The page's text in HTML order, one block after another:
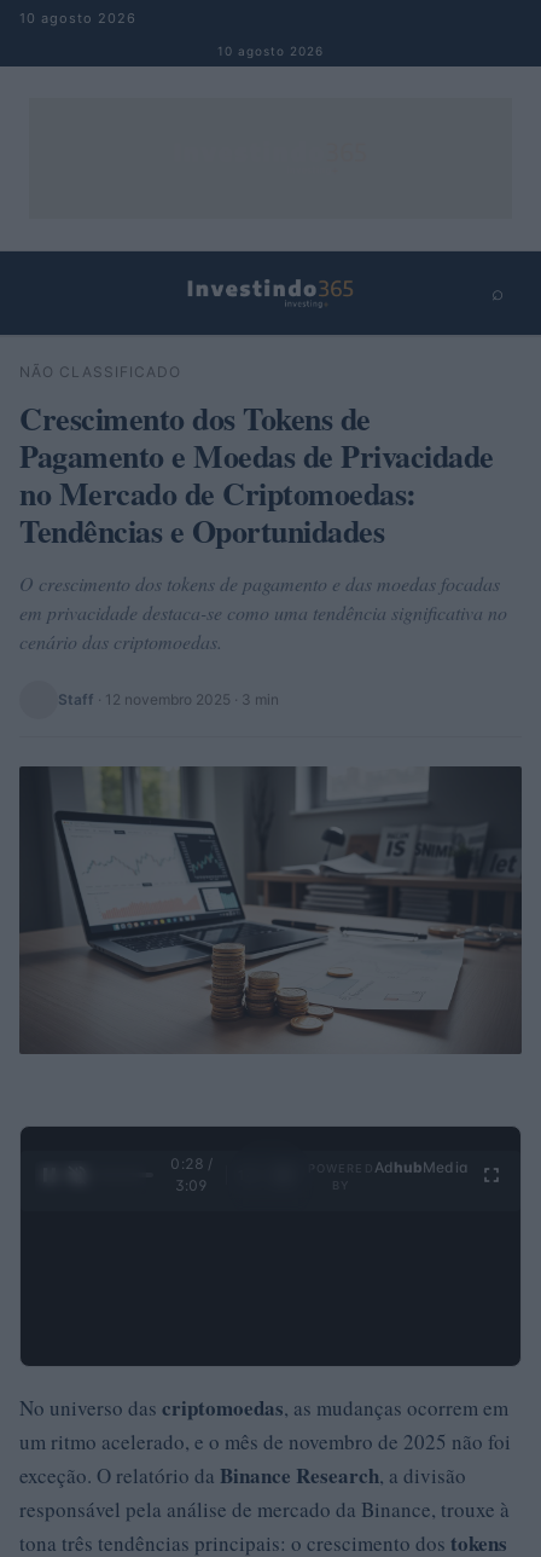
Pular para o conteúdo
10 agosto 2026
10 agosto 2026
⌕
Buscar
NÃO CLASSIFICADO
Crescimento dos Tokens de
Pagamento e Moedas de Privacidade
no Mercado de Criptomoedas:
Tendências e Oportunidades
O crescimento dos tokens de pagamento e das moedas focadas
em privacidade destaca-se como uma tendência significativa no
cenário das criptomoedas.
Staff · 12 novembro 2025 · 3 min
0:29 /
3:09
Ad hubMedia
No universo das criptomoedas, as mudanças ocorrem em
um ritmo acelerado, e o mês de novembro de 2025 não foi
exceção. O relatório da Binance Research, a divisão
responsável pela análise de mercado da Binance, trouxe à
tona três tendências principais: o crescimento dos tokens